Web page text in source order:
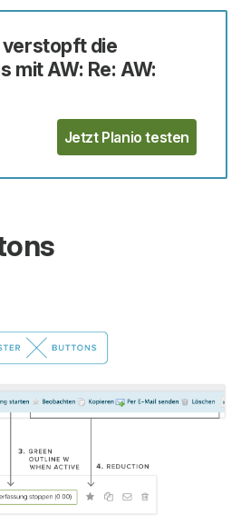
verstopft die
mit AW: Re: AW:
Jetzt Planio testen